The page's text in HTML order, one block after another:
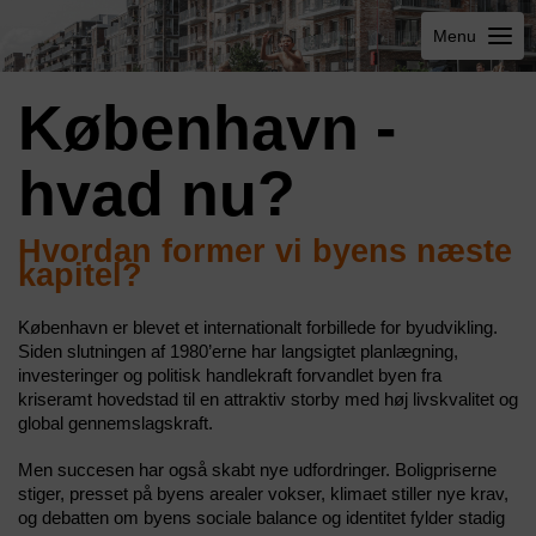
Menu
København -
hvad nu?
Hvordan former vi byens næste
kapitel?
København er blevet et internationalt forbillede for byudvikling.
Siden slutningen af 1980’erne har langsigtet planlægning,
investeringer og politisk handlekraft forvandlet byen fra
kriseramt hovedstad til en attraktiv storby med høj livskvalitet og
global gennemslagskraft.
Men succesen har også skabt nye udfordringer. Boligpriserne
stiger, presset på byens arealer vokser, klimaet stiller nye krav,
og debatten om byens sociale balance og identitet fylder stadig